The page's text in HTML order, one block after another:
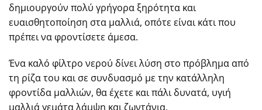
δημιουργούν πολύ γρήγορα ξηρότητα και
ευαισθητοποίηση στα μαλλιά, οπότε είναι κάτι που
πρέπει να φροντίσετε άμεσα.
Ένα καλό φίλτρο νερού δίνει λύση στο πρόβλημα από
τη ρίζα του και σε συνδυασμό με την κατάλληλη
φροντίδα μαλλιών, θα έχετε και πάλι δυνατά, υγιή
μαλλιά γεμάτα λάμψη και ζωντάνια.